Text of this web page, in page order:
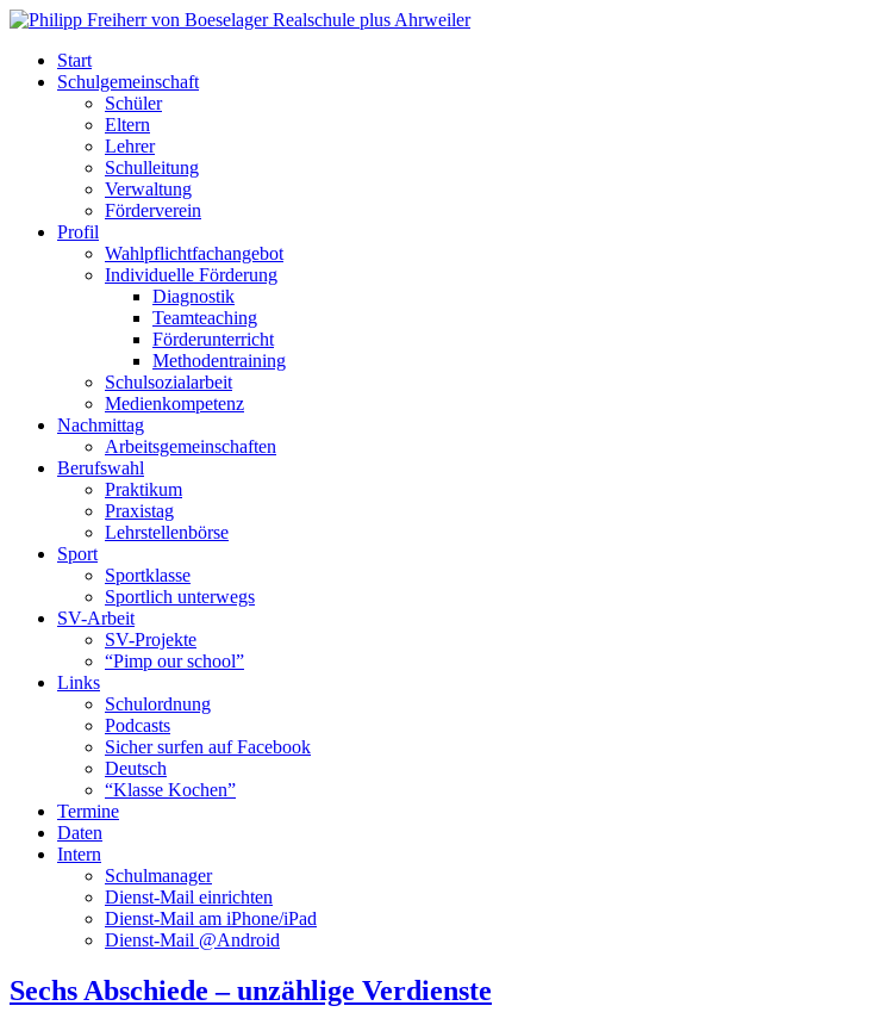
Start
Schulgemeinschaft
Schüler
Eltern
Lehrer
Schulleitung
Verwaltung
Förderverein
Profil
Wahlpflichtfachangebot
Individuelle Förderung
Diagnostik
Teamteaching
Förderunterricht
Methodentraining
Schulsozialarbeit
Medienkompetenz
Nachmittag
Arbeitsgemeinschaften
Berufswahl
Praktikum
Praxistag
Lehrstellenbörse
Sport
Sportklasse
Sportlich unterwegs
SV-Arbeit
SV-Projekte
“Pimp our school”
Links
Schulordnung
Podcasts
Sicher surfen auf Facebook
Deutsch
“Klasse Kochen”
Termine
Daten
Intern
Schulmanager
Dienst-Mail einrichten
Dienst-Mail am iPhone/iPad
Dienst-Mail @Android
Sechs Abschiede – unzählige Verdienste